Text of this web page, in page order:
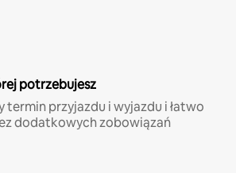
potrzebujesz
termin przyjazdu i wyjazdu i łatwo
dodatkowych zobowiązań